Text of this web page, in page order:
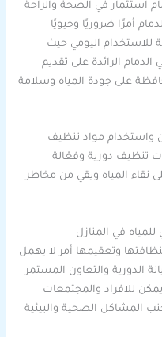
استثمار في الصحة والراحة
أمرًا ضروريًا وحيويًا
للاستخدام اليومي حيث
الرائدة على تقديم
على جودة المياه وسلامة
واستخدام مواد تنظيف
تنظيف دورية وفعّالة
نقاء المياه ويقي من مخاطر
في المنازل
وتعقيمها أمر لا يهمل
الدورية والتعاون المستمر
للافراد والمجتمعات
المشاكل الصحية والبيئية